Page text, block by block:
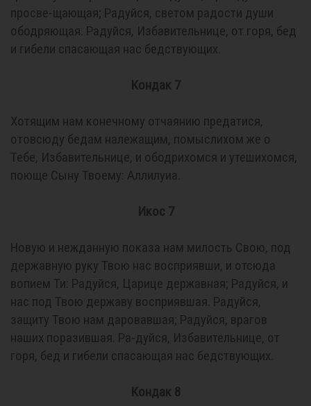
просве-щающая; Радуйся, светом радости души
ободряющая. Радуйся, Избавительнице, от горя, бед
и гибели спасающая нас бедствующих.
Кондак 7
Хотящим нам конечному отчаянию предатися,
отовсюду бедам належащим, помыслихом же о
Тебе, Избавительнице, и ободрихомся и утешихомся,
поюще Сыну Твоему: Аллилуиа.
Икос 7
Новую и нежданную показа нам милость Свою, под
державную руку Твою нас восприявши, и отсюда
вопием Ти: Радуйся, Царице державная; Радуйся, и
нас под Твою державу восприявшая. Радуйся,
защиту Твою нам даровавшая; Радуйся, врагов
наших поразившая. Ра-дуйся, Избавительнице, от
горя, бед и гибели спасающая нас бедствующих.
Кондак 8